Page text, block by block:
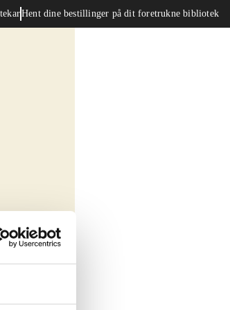
Hent dine bestillinger på dit foretrukne bibliotek